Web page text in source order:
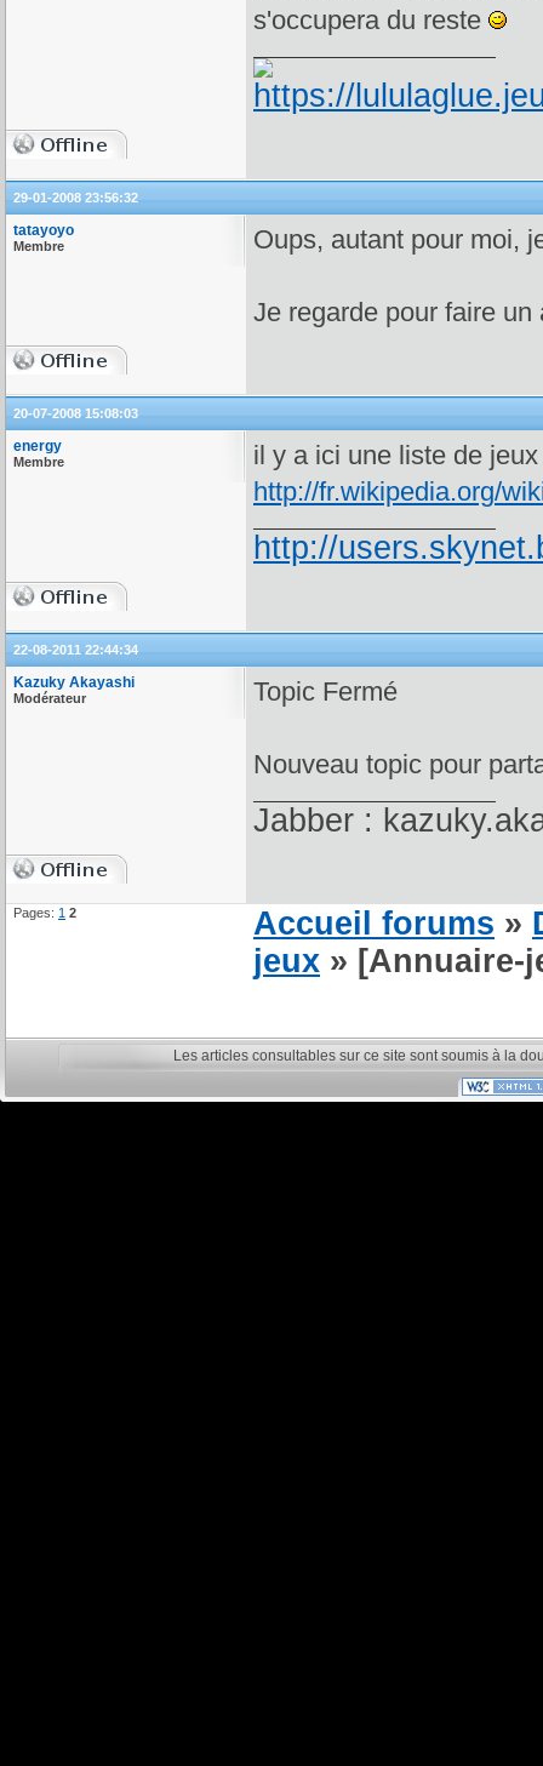
s'occupera du reste
29-01-2008 23:56:32
tatayoyo
Membre Oups, autant pour moi,
Je regarde pour faire
20-07-2008 15:08:03
energy
Membre
il y a ici une liste de
http://fr.wikipedia.org/
http://
22-08-2011 22:44:34
Kazuky Akayashi
Modérateur Topic Fermé
Nouveau topic pour
Jabber :
Pages: 1 2 Accueil forums »
jeux » [Annuaire-
Les articles consultables sur ce site sont soumis à la